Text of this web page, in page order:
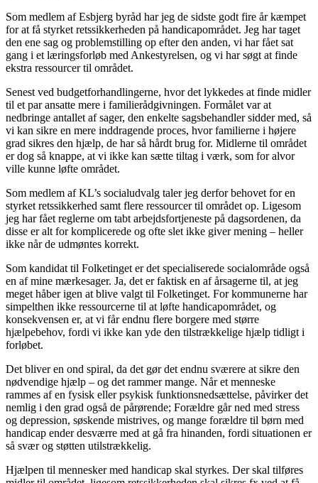
Som medlem af Esbjerg byråd har jeg de sidste godt fire år kæmpet
for at få styrket retssikkerheden på handicapområdet. Jeg har taget
den ene sag og problemstilling op efter den anden, vi har fået sat
gang i et læringsforløb med Ankestyrelsen, og vi har søgt at finde
ekstra ressourcer til området.
Senest ved budgetforhandlingerne, hvor det lykkedes at finde midler
til et par ansatte mere i familierådgivningen. Formålet var at
nedbringe antallet af sager, den enkelte sagsbehandler sidder med, så
vi kan sikre en mere inddragende proces, hvor familierne i højere
grad sikres den hjælp, de har så hårdt brug for. Midlerne til området
er dog så knappe, at vi ikke kan sætte tiltag i værk, som for alvor
ville kunne løfte området.
Som medlem af KL’s socialudvalg taler jeg derfor behovet for en
styrket retssikkerhed samt flere ressourcer til området op. Ligesom
jeg har fået reglerne om tabt arbejdsfortjeneste på dagsordenen, da
disse er alt for komplicerede og ofte slet ikke giver mening – heller
ikke når de udmøntes korrekt.
Som kandidat til Folketinget er det specialiserede socialområde også
en af mine mærkesager. Ja, det er faktisk en af årsagerne til, at jeg
meget håber igen at blive valgt til Folketinget. For kommunerne har
simpelthen ikke ressourcerne til at løfte handicapområdet, og
konsekvensen er, at vi får endnu flere borgere med større
hjælpebehov, fordi vi ikke kan yde den tilstrækkelige hjælp tidligt i
forløbet.
Det bliver en ond spiral, da det gør det endnu sværere at sikre den
nødvendige hjælp – og det rammer mange. Når et menneske
rammes af en fysisk eller psykisk funktionsnedsættelse, påvirker det
nemlig i den grad også de pårørende; Forældre går ned med stress
og depression, søskende mistrives, og mange forældre til børn med
handicap ender desværre med at gå fra hinanden, fordi situationen er
så svær og støtten utilstrækkelig.
Hjælpen til mennesker med handicap skal styrkes. Der skal tilføres